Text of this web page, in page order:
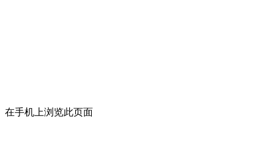
在手机上浏览此页面